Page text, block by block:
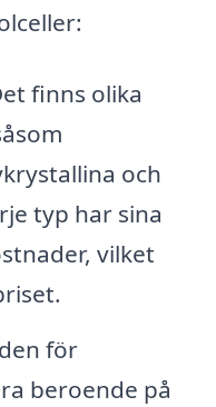
finns olika
och
typ har sina
vilket
för
beroende på